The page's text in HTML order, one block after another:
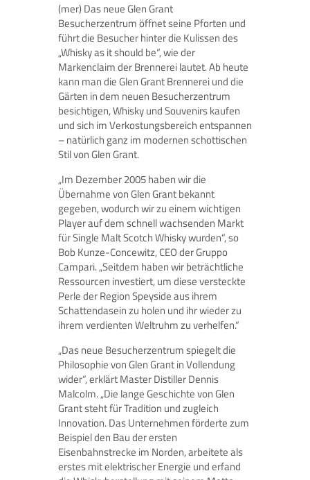
(mer) Das neue Glen Grant
Besucherzentrum öffnet seine Pforten und
führt die Besucher hinter die Kulissen des
„Whisky as it should be“, wie der
Markenclaim der Brennerei lautet. Ab heute
kann man die Glen Grant Brennerei und die
Gärten in dem neuen Besucherzentrum
besichtigen, Whisky und Souvenirs kaufen
und sich im Verkostungsbereich entspannen
– natürlich ganz im modernen schottischen
Stil von Glen Grant.
„Im Dezember 2005 haben wir die
Übernahme von Glen Grant bekannt
gegeben, wodurch wir zu einem wichtigen
Player auf dem schnell wachsenden Markt
für Single Malt Scotch Whisky wurden“, so
Bob Kunze-Concewitz, CEO der Gruppo
Campari. „Seitdem haben wir beträchtliche
Ressourcen investiert, um diese versteckte
Perle der Region Speyside aus ihrem
Schattendasein zu holen und ihr wieder zu
ihrem verdienten Weltruhm zu verhelfen.“
„Das neue Besucherzentrum spiegelt die
Philosophie von Glen Grant in Vollendung
wider“, erklärt Master Distiller Dennis
Malcolm. „Die lange Geschichte von Glen
Grant steht für Tradition und zugleich
Innovation. Das Unternehmen förderte zum
Beispiel den Bau der ersten
Eisenbahnstrecke im Norden, arbeitete als
erstes mit elektrischer Energie und erfand